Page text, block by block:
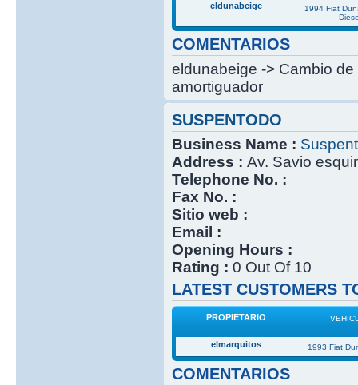
eldunabeige
1994 Fiat
COMENTARIOS
eldunabeige -> Cambio
amortiguador
SUSPENTODO
Business Name :
Address : Av. Savio
Telephone No. :
Fax No. :
Sitio web :
Email :
Opening Hours :
Rating : 0 Out Of 10
LATEST CUSTOMERS
PROPIETARIO
elmarquitos 1993 Fiat
COMENTARIOS